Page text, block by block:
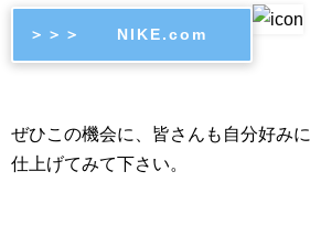
＞＞＞ NIKE.com
ぜひこの機会に、皆さんも自分好みに
仕上げてみて下さい。